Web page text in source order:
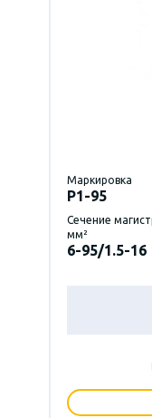
Маркировка
P1-95
Сечение
мм²
6-95/1.5-16